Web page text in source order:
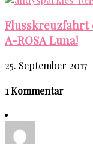
Flusskreuzfahrt
A-ROSA Luna!
25. September 2017
1 Kommentar